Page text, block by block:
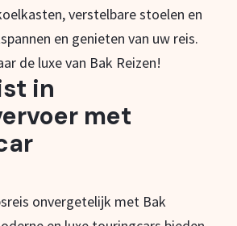
verstelbare stoelen en
en genieten van uw reis.
de luxe van Bak Reizen!
in
met
onvergetelijk met Bak